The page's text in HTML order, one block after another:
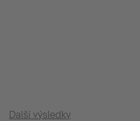
Další výsledky